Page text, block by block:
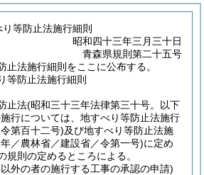
等防止法施行細則
昭和四十三年三月三十日
青森県規則第二十五号
止法施行細則をここに公布する。
等防止法施行細則
止法(昭和三十三年法律第三十号。以下
行については、地すべり等防止法施行
第百十二号)及び地すべり等防止法施
／農林省／建設省／令第一号)に定め
規則の定めるところによる。
外の者の施行する工事の承認の申請)